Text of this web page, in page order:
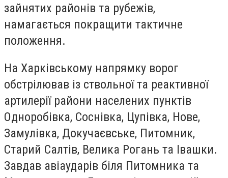
зайнятих районів та рубежів,
намагається покращити тактичне
положення.
На Харківському напрямку ворог
обстрілював із ствольної та реактивної
артилерії райони населених пунктів
Одноробівка, Соснівка, Цупівка, Нове,
Замулівка, Докучаєвське, Питомник,
Старий Салтів, Велика Рогань та Івашки.
Завдав авіаударів біля Питомника та